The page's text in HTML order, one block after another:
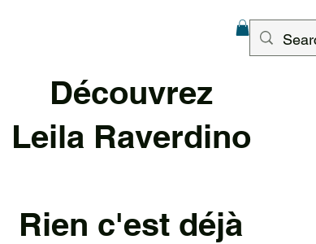
Découvrez
Leila Raverdino
Rien c'est déjà